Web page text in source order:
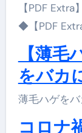
【PDF Extra】コストを抑える。必要機能は十分
◆【PDF
【薄
をバカ
薄毛ハゲを
コロナ